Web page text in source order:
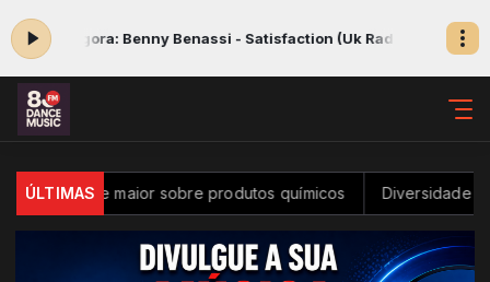
agora: Benny Benassi - Satisfaction (Uk Radio Edit)Sua melhor
ÚLTIMAS
maior sobre produtos químicos Diversidade na